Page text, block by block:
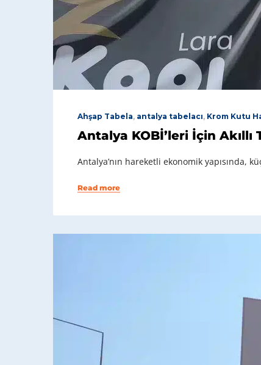
Ahşap Tabela, antalya tabelacı, Krom Kutu
Antalya KOBİ’leri İçin
Antalya’nın hareketli ekonomik yapısında,
Read more